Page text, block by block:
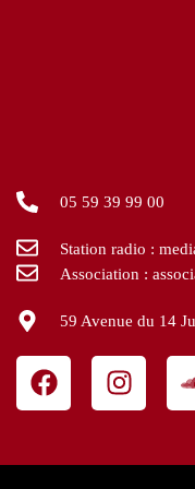
05 59 39 99 00
Station radio :
Association :
59 Avenue du 14